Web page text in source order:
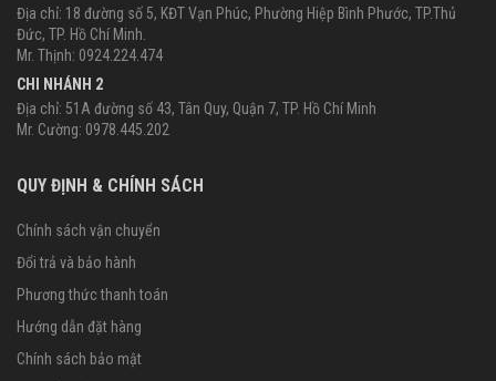
Địa chỉ: 18 đường số 5, KĐT Vạn Phúc, Phường Hiệp Bình Phước, TP.Thủ
Đức, TP. Hồ Chí Minh.
Mr. Thịnh: 0924.224.474
CHI NHÁNH 2
Địa chỉ: 51A đường số 43, Tân Quy, Quận 7, TP. Hồ Chí Minh
Mr. Cường: 0978.445.202
QUY ĐỊNH & CHÍNH SÁCH
Chính sách vận chuyển
Đổi trả và bảo hành
Phương thức thanh toán
Hướng dẫn đặt hàng
Chính sách bảo mật